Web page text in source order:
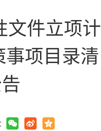
文件立项计
项目录清